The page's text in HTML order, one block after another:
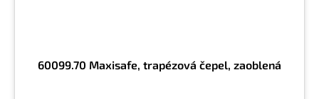
60099.70 Maxisafe, trapézová čepel, zaoblená